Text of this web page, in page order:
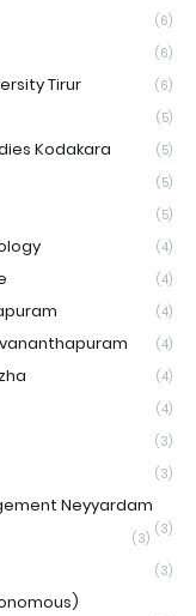
(6)
(6)
Tirur (6)
(5)
Kodakara (5)
(5)
(5)
(4)
(4)
(4)
(4)
(4)
(4)
(3)
(3)
Neyyardam
(3)
(3)
(3)